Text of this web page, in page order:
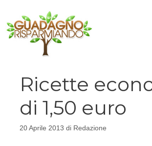
contenuto
Ricette
di 1,50 euro
20 Aprile 2013 di Redazione